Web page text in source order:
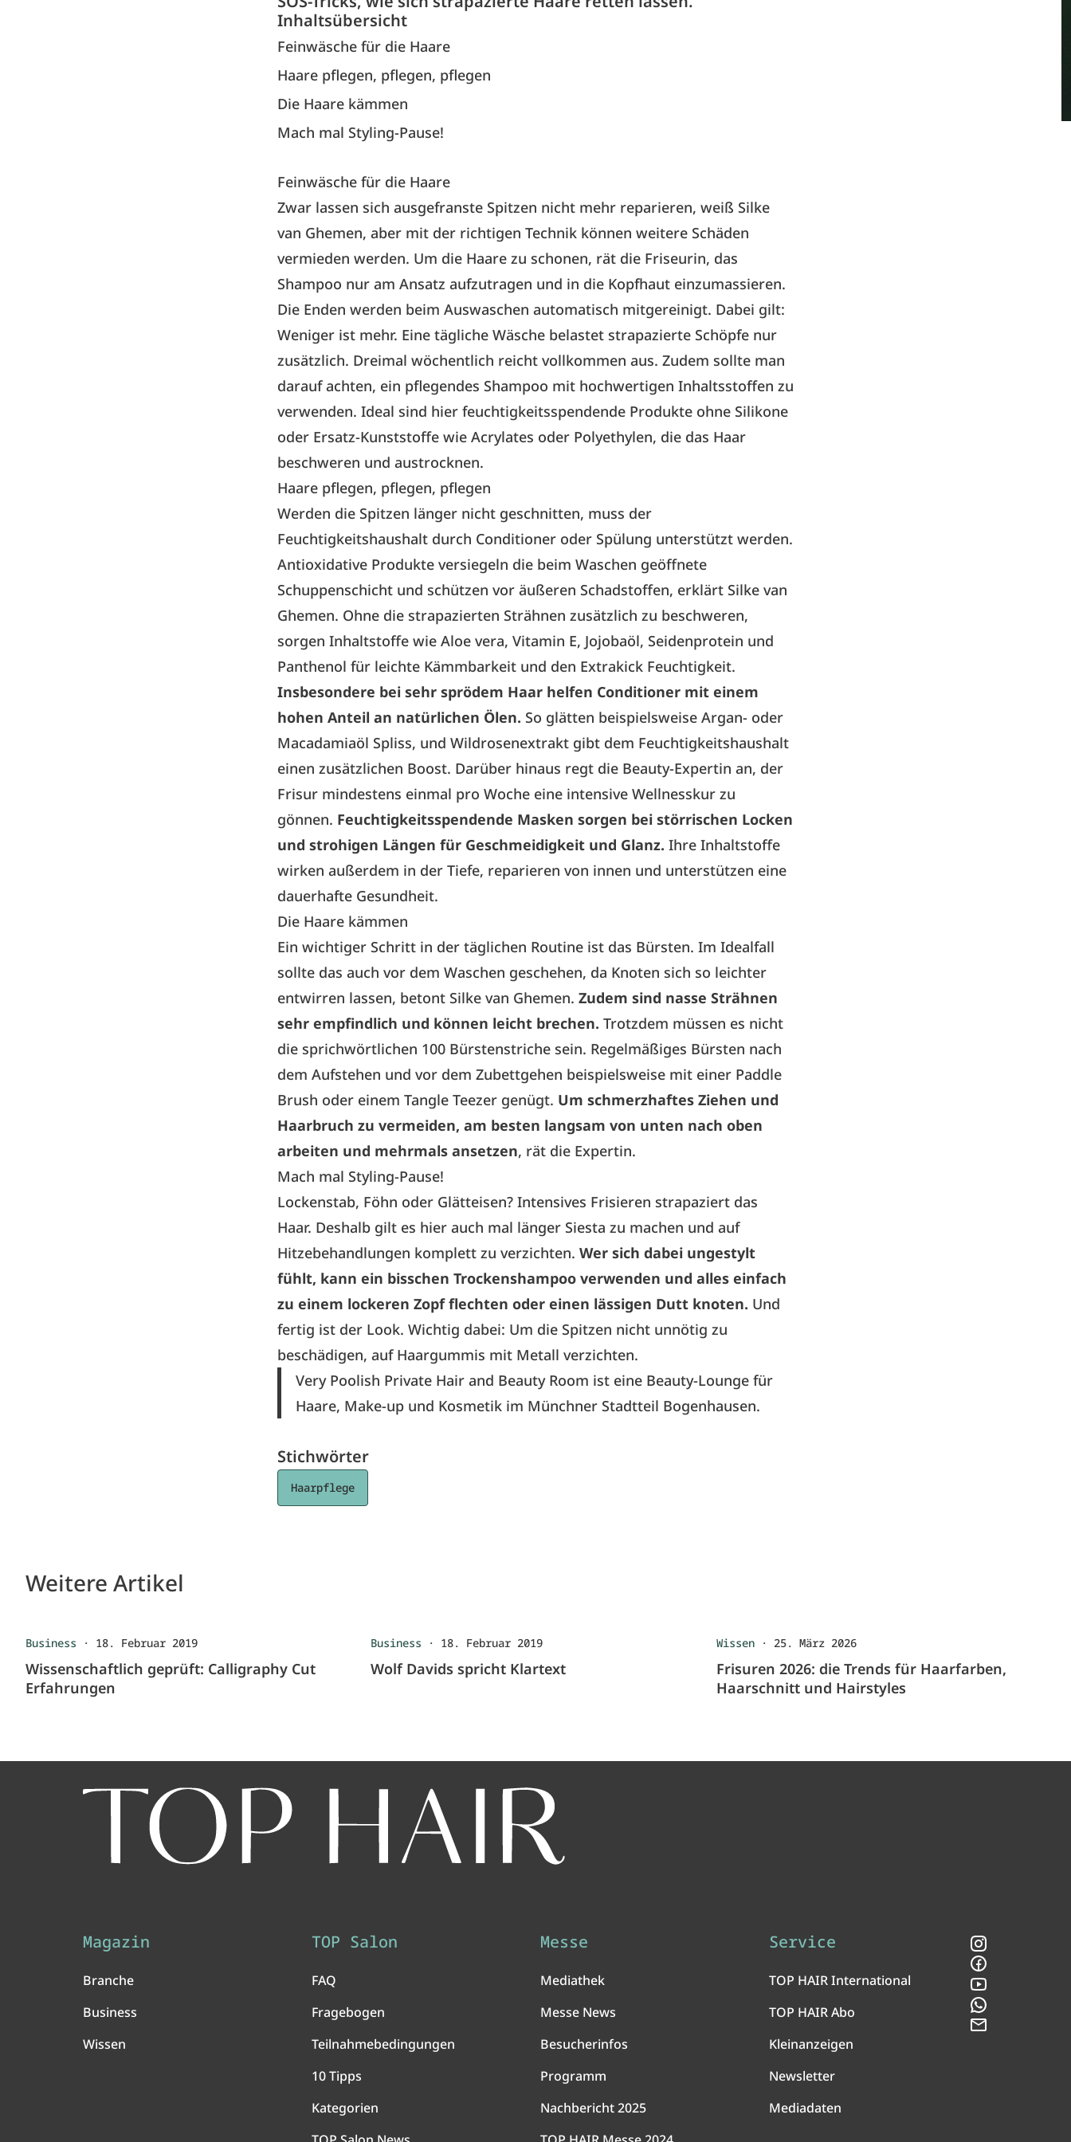
Inhaltsübersicht
Feinwäsche für die Haare
Haare pflegen, pflegen, pflegen
Die Haare kämmen
Mach mal Styling-Pause!
Feinwäsche für die Haare
Zwar lassen sich ausgefranste Spitzen nicht mehr reparieren, weiß Silke
van Ghemen, aber mit der richtigen Technik können weitere Schäden
vermieden werden. Um die Haare zu schonen, rät die Friseurin, das
Shampoo nur am Ansatz aufzutragen und in die Kopfhaut einzumassieren.
Die Enden werden beim Auswaschen automatisch mitgereinigt. Dabei gilt:
Weniger ist mehr. Eine tägliche Wäsche belastet strapazierte Schöpfe nur
zusätzlich. Dreimal wöchentlich reicht vollkommen aus. Zudem sollte man
darauf achten, ein pflegendes Shampoo mit hochwertigen Inhaltsstoffen zu
verwenden. Ideal sind hier feuchtigkeitsspendende Produkte ohne Silikone
oder Ersatz-Kunststoffe wie Acrylates oder Polyethylen, die das Haar
beschweren und austrocknen.
Haare pflegen, pflegen, pflegen
Werden die Spitzen länger nicht geschnitten, muss der
Feuchtigkeitshaushalt durch Conditioner oder Spülung unterstützt werden.
Antioxidative Produkte versiegeln die beim Waschen geöffnete
Schuppenschicht und schützen vor äußeren Schadstoffen, erklärt Silke van
Ghemen. Ohne die strapazierten Strähnen zusätzlich zu beschweren,
sorgen Inhaltstoffe wie Aloe vera, Vitamin E, Jojobaöl, Seidenprotein und
Panthenol für leichte Kämmbarkeit und den Extrakick Feuchtigkeit.
Insbesondere bei sehr sprödem Haar helfen Conditioner mit einem
hohen Anteil an natürlichen Ölen. So glätten beispielsweise Argan- oder
Macadamiaöl Spliss, und Wildrosenextrakt gibt dem Feuchtigkeitshaushalt
einen zusätzlichen Boost. Darüber hinaus regt die Beauty-Expertin an, der
Frisur mindestens einmal pro Woche eine intensive Wellnesskur zu
gönnen. Feuchtigkeitsspendende Masken sorgen bei störrischen Locken
und strohigen Längen für Geschmeidigkeit und Glanz. Ihre Inhaltstoffe
wirken außerdem in der Tiefe, reparieren von innen und unterstützen eine
dauerhafte Gesundheit.
Die Haare kämmen
Ein wichtiger Schritt in der täglichen Routine ist das Bürsten. Im Idealfall
sollte das auch vor dem Waschen geschehen, da Knoten sich so leichter
entwirren lassen, betont Silke van Ghemen. Zudem sind nasse Strähnen
sehr empfindlich und können leicht brechen. Trotzdem müssen es nicht
die sprichwörtlichen 100 Bürstenstriche sein. Regelmäßiges Bürsten nach
dem Aufstehen und vor dem Zubettgehen beispielsweise mit einer Paddle
Brush oder einem Tangle Teezer genügt. Um schmerzhaftes Ziehen und
Haarbruch zu vermeiden, am besten langsam von unten nach oben
arbeiten und mehrmals ansetzen, rät die Expertin.
Mach mal Styling-Pause!
Lockenstab, Föhn oder Glätteisen? Intensives Frisieren strapaziert das
Haar. Deshalb gilt es hier auch mal länger Siesta zu machen und auf
Hitzebehandlungen komplett zu verzichten. Wer sich dabei ungestylt
fühlt, kann ein bisschen Trockenshampoo verwenden und alles einfach
zu einem lockeren Zopf flechten oder einen lässigen Dutt knoten. Und
fertig ist der Look. Wichtig dabei: Um die Spitzen nicht unnötig zu
beschädigen, auf Haargummis mit Metall verzichten.
Very Poolish Private Hair and Beauty Room ist eine Beauty-Lounge für
Haare, Make-up und Kosmetik im Münchner Stadtteil Bogenhausen.
Stichwörter
Haarpflege
Weitere Artikel
Business · 18. Februar 2019
Wissenschaftlich geprüft: Calligraphy Cut
Erfahrungen
Business · 18. Februar 2019
Wolf Davids spricht Klartext
Wissen· 25. März 2026
Frisuren 2026: die Trends für Haarfarben,
Haarschnitt und Hairstyles
Magazin
Branche
Business
Wissen
TOP Salon
FAQ
Fragebogen
Teilnahmebedingungen
10 Tipps
Kategorien
Messe
Mediathek
Messe News
Besucherinfos
Programm
Nachbericht 2025
Service
TOP HAIR International
TOP HAIR Abo
Kleinanzeigen
Newsletter
Mediadaten